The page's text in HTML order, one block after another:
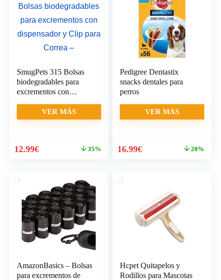
SmugPets 315 Bolsas
biodegradables para
excrementos con
Correa –VER MÁS
El
era:
12.99€El
12.99€.
35%
Pedigree Dentastix
snacks dentales para
perros
VER MÁS
El
era:
16.99€El
20%
AmazonBasics – Bolsas
para excrementos de
Hcpet Quitapelos y
Rodillos para Mascotas